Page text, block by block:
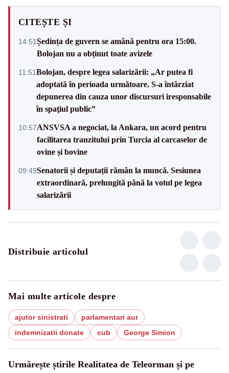
CITEȘTE ȘI
14:51Ședința de guvern se amână pentru ora 15:00.
Bolojan nu a obținut toate avizele
11:51Bolojan, despre legea salarizării: „Ar putea fi
adoptată în perioada următoare. S-a întârziat
depunerea din cauza unor discursuri iresponsabile
în spaţiul public”
10:57ANSVSA a negociat, la Ankara, un acord pentru
facilitarea tranzitului prin Turcia al carcaselor de
ovine și bovine
09:49Senatorii și deputații rămân la muncă. Sesiunea
extraordinară, prelungită până la votul pe legea
salarizării
Distribuie articolul
Mai multe articole despre
ajutor sinistrati
parlamentari aur
indemnizatii donate
cub George Simion
Urmărește știrile Realitatea de Teleorman și pe